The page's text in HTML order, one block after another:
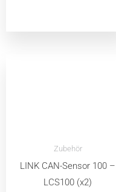
Zubehör
LINK CAN-Sensor 100 –
LCS100 (x2)